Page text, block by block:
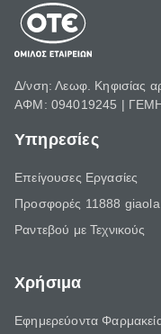
Δ/νση: Λεωφ. Κηφισίας
ΑΦΜ: 094019245 |
Υπηρεσίες
Επείγουσες Εργασίες
Προσφορές 11888 giaola
Ραντεβού με Τεχνικούς
Χρήσιμα
Εφημερεύοντα